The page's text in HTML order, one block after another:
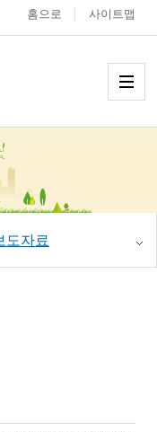
북도 도시재
홈으로 사이트맵
도자료